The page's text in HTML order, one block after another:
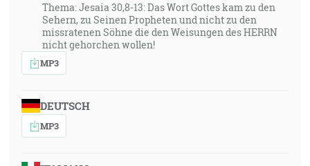
Thema: Jesaia 30,8-13: Das Wort Gottes kam zu den
Sehern, zu Seinen Propheten und nicht zu den
missratenen Söhne die den Weisungen des HERRN
nicht gehorchen wollen!
MP3
DEUTSCH
MP3